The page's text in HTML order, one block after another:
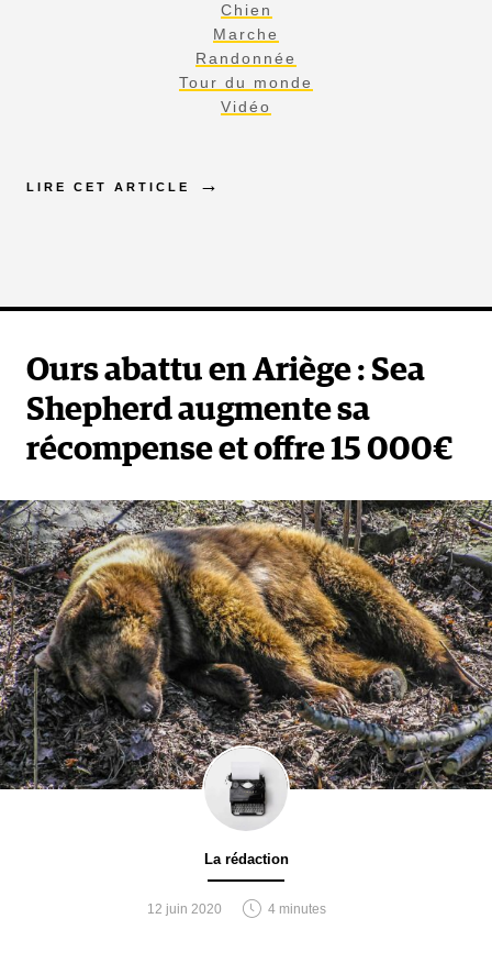
Chien
Marche
Randonnée
Tour du monde
Vidéo
LIRE CET ARTICLE
Ours abattu en Ariège : Sea
Shepherd augmente sa
récompense et offre 15 000€
La rédaction
12 juin 2020 4 minutes